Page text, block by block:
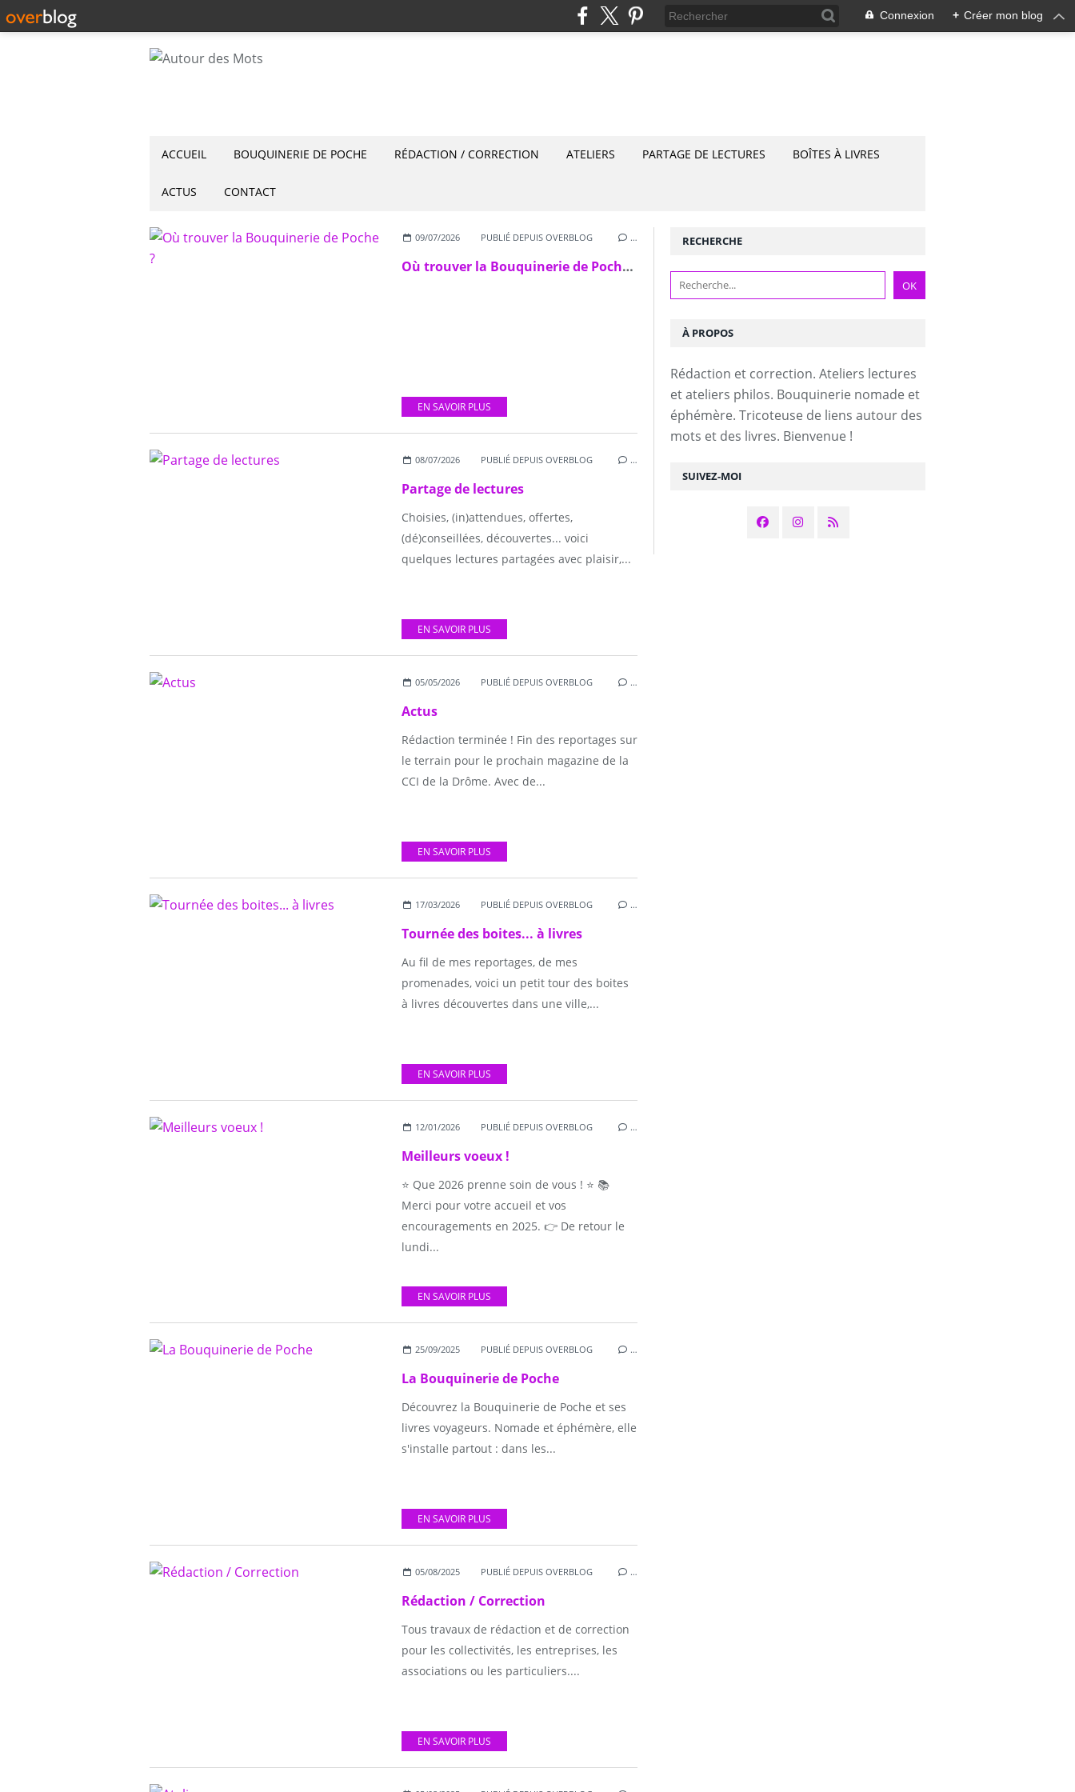
Connexion + Créer mon blog
ACCUEIL BOUQUINERIE DE POCHE RÉDACTION / CORRECTION ATELIERS PARTAGE DE LECTURES BOÎTES À LIVRES
ACTUS CONTACT
09/07/2026 PUBLIÉ DEPUIS OVERBLOG …
Où trouver la Bouquinerie de Poche ?
EN SAVOIR PLUS
08/07/2026 PUBLIÉ DEPUIS OVERBLOG …
Partage de lectures
Choisies, (in)attendues, offertes,
(dé)conseillées, découvertes... voici
quelques lectures partagées avec plaisir,...
EN SAVOIR PLUS
05/05/2026 PUBLIÉ DEPUIS OVERBLOG …
Actus
Rédaction terminée ! Fin des reportages sur
le terrain pour le prochain magazine de la
CCI de la Drôme. Avec de...
EN SAVOIR PLUS
17/03/2026 PUBLIÉ DEPUIS OVERBLOG …
Tournée des boites... à livres
Au fil de mes reportages, de mes
promenades, voici un petit tour des boites
à livres découvertes dans une ville,...
EN SAVOIR PLUS
12/01/2026 PUBLIÉ DEPUIS OVERBLOG …
Meilleurs voeux !
⭐️ Que 2026 prenne soin de vous ! ⭐️ 📚
Merci pour votre accueil et vos
encouragements en 2025. 👉 De retour le
lundi...
EN SAVOIR PLUS
25/09/2025 PUBLIÉ DEPUIS OVERBLOG …
La Bouquinerie de Poche
Découvrez la Bouquinerie de Poche et ses
livres voyageurs. Nomade et éphémère, elle
s'installe partout : dans les...
EN SAVOIR PLUS
05/08/2025 PUBLIÉ DEPUIS OVERBLOG …
Rédaction / Correction
Tous travaux de rédaction et de correction
pour les collectivités, les entreprises, les
associations ou les particuliers....
EN SAVOIR PLUS
SUIVEZ-MOI
RECHERCHE
À PROPOS
Rédaction et correction. Ateliers lectures
et ateliers philos. Bouquinerie nomade et
éphémère. Tricoteuse de liens autour des
mots et des livres. Bienvenue !